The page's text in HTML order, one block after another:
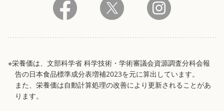
※栄養価は、文部科学省 科学技術・学術審議会資源調査分科会報
告の日本食品標準成分表増補2023を元に算出しています。
また、栄養価は自動計算処理の改善により更新されることがあ
ります。